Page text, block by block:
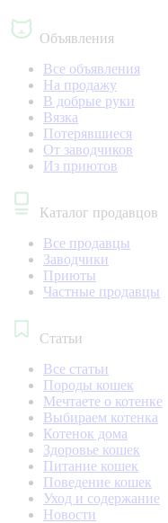
Объявления
Все объявления
На продажу
В добрые руки
Вязка
Потерявшиеся
От заводчиков
Из приютов
Каталог продавцов
Все продавцы
Заводчики
Приюты
Частные продавцы
Статьи
Все статьи
Породы кошек
Мечтаете о котенке
Выбираем котенка
Котенок дома
Здоровье кошек
Питание кошек
Поведение кошек
Уход и содержание
Новости